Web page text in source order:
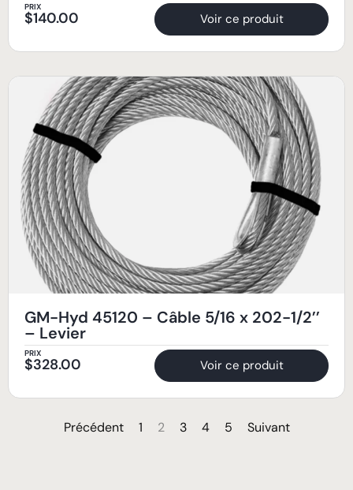
PRIX
$140.00 Voir ce produit
GM-Hyd 45120 – Câble 5/16 x 202-1/2’’
– Levier
PRIX
$328.00 Voir ce produit
Précédent 1 2 3 4 5 Suivant